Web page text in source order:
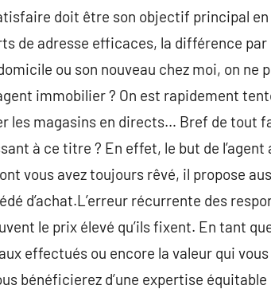
doit être son objectif principal
de adresse efficaces, la différence par
ou son nouveau chez moi, on
immobilier ? On est rapidement
les magasins en directs… Bref de tout
à ce titre ? En effet, le but de
vous avez toujours rêvé, il propose
d’achat.L’erreur récurrente des
le prix élevé qu’ils fixent. En tant
effectués ou encore la valeur qui
bénéficierez d’une expertise